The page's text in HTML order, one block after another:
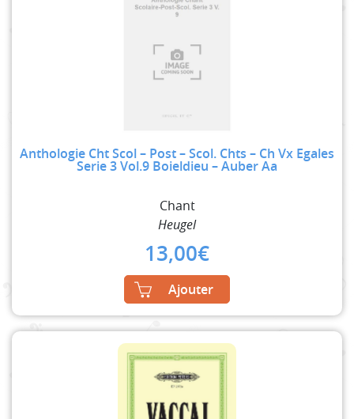
Anthologie Cht Scol – Post – Scol. Chts – Ch Vx Egales
Serie 3 Vol.9 Boieldieu – Auber Aa
Chant
Heugel
13,00€
Ajouter